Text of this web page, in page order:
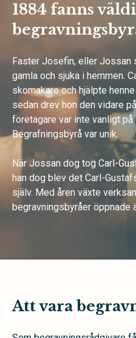
1884 fanns
Faster Josefin, eller Jossan
gamla och sjuka i hemmen.
skomakare och hjälpte
sedan drev hon den vidare
företagare var inte vanligt
Begrafningsbyrå var unik.
När Jossan dog tog Carl-
han dog blev det Carl-
själv. Med åren växte
begravningsbyråer öppnade
Att vara